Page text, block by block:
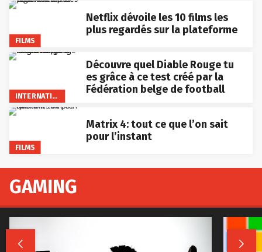
FILMS
Netflix dévoile les 10 films les
plus regardés sur la plateforme
INTERNATIONAL
Découvre quel Diable Rouge tu
es grâce à ce test créé par la
Fédération belge de football
FILMS
Matrix 4: tout ce que l’on sait
pour l’instant
GAMING
 